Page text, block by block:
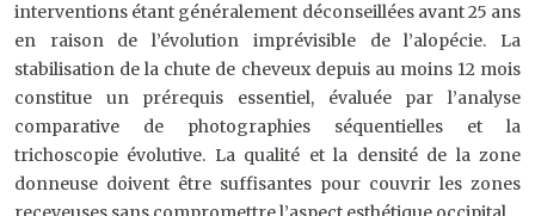
interventions étant généralement déconseillées avant 25 ans
en raison de l’évolution imprévisible de l’alopécie. La
stabilisation de la chute de cheveux depuis au moins 12 mois
constitue un prérequis essentiel, évaluée par l’analyse
comparative de photographies séquentielles et la
trichoscopie évolutive. La qualité et la densité de la zone
donneuse doivent être suffisantes pour couvrir les zones